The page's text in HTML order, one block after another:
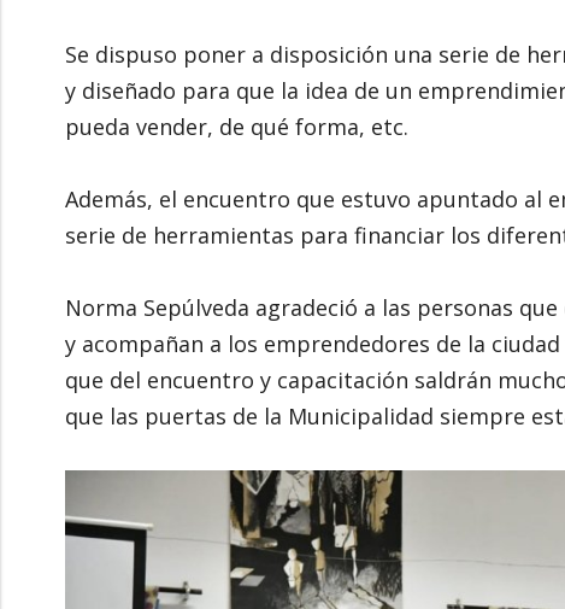
Se dispuso poner a disposición una serie de
y diseñado para que la idea de un
pueda vender, de qué forma, etc.
Además, el encuentro que estuvo apuntado al
serie de herramientas para financiar los
Norma Sepúlveda agradeció a las personas
y acompañan a los emprendedores de la
que del encuentro y capacitación saldrán
que las puertas de la Municipalidad siempre